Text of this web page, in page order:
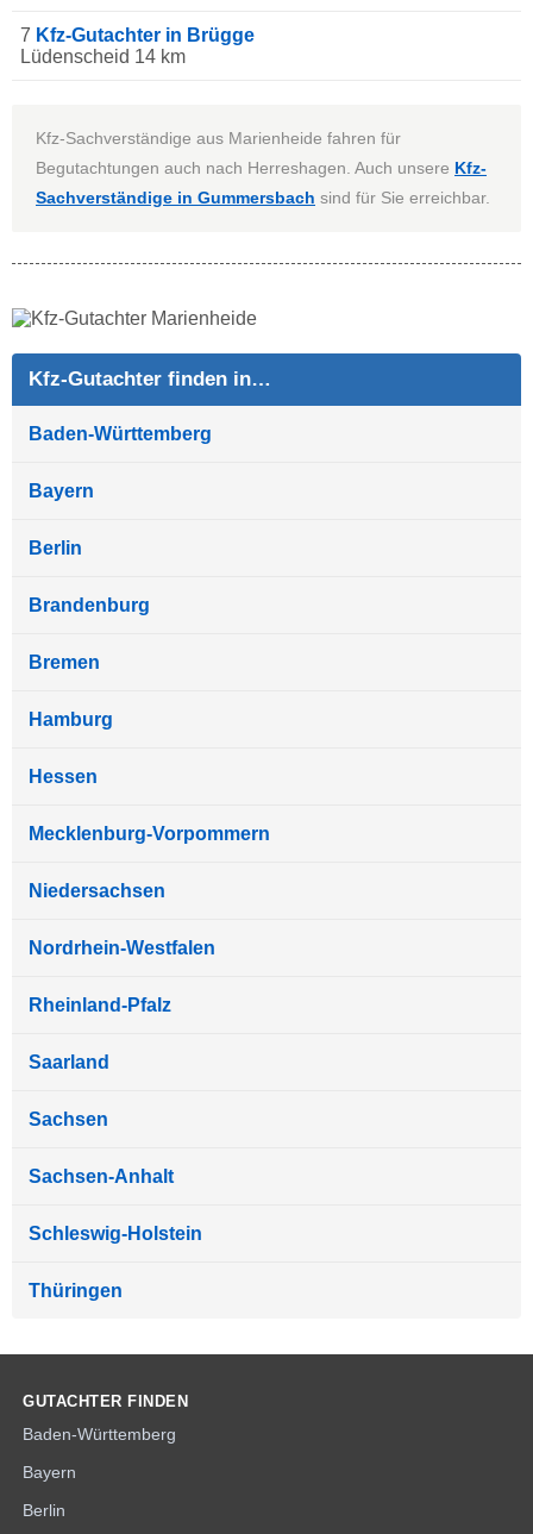
7 Kfz-Gutachter in Brügge
Lüdenscheid 14 km
Kfz-Sachverständige aus Marienheide fahren für
Begutachtungen auch nach Herreshagen. Auch unsere Kfz-
Sachverständige in Gummersbach sind für Sie erreichbar.
Kfz-Gutachter finden in…
Baden-Württemberg
Bayern
Berlin
Brandenburg
Bremen
Hamburg
Hessen
Mecklenburg-Vorpommern
Niedersachsen
Nordrhein-Westfalen
Rheinland-Pfalz
Saarland
Sachsen
Sachsen-Anhalt
Schleswig-Holstein
Thüringen
GUTACHTER FINDEN
Baden-Württemberg
Bayern
Berlin